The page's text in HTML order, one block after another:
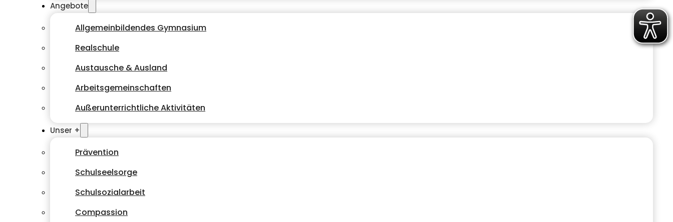
Angebote
Allgemeinbildendes Gymnasium
Realschule
Austausche & Ausland
Arbeitsgemeinschaften
Außerunterrichtliche Aktivitäten
Unser +
Prävention
Schulseelsorge
Schulsozialarbeit
Compassion